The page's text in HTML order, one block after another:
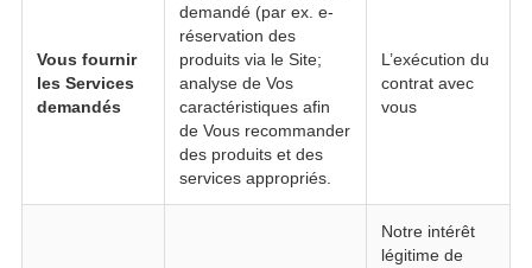
Vous fournir
les Services
demandés
demandé (par ex. e-
réservation des
produits via le Site;
analyse de Vos
caractéristiques afin
de Vous recommander
des produits et des
services appropriés.
L’exécution du
contrat avec
vous
Notre intérêt
légitime de